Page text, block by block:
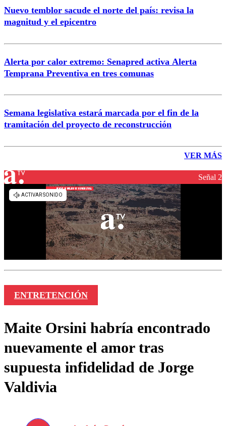
Nuevo temblor sacude el norte del país: revisa la
magnitud y el epicentro
Alerta por calor extremo: Senapred activa Alerta
Temprana Preventiva en tres comunas
Semana legislativa estará marcada por el fin de la
tramitación del proyecto de reconstrucción
VER MÁS
Señal 2
ENTRETENCIÓN
Maite Orsini habría encontrado
nuevamente el amor tras
supuesta infidelidad de Jorge
Valdivia